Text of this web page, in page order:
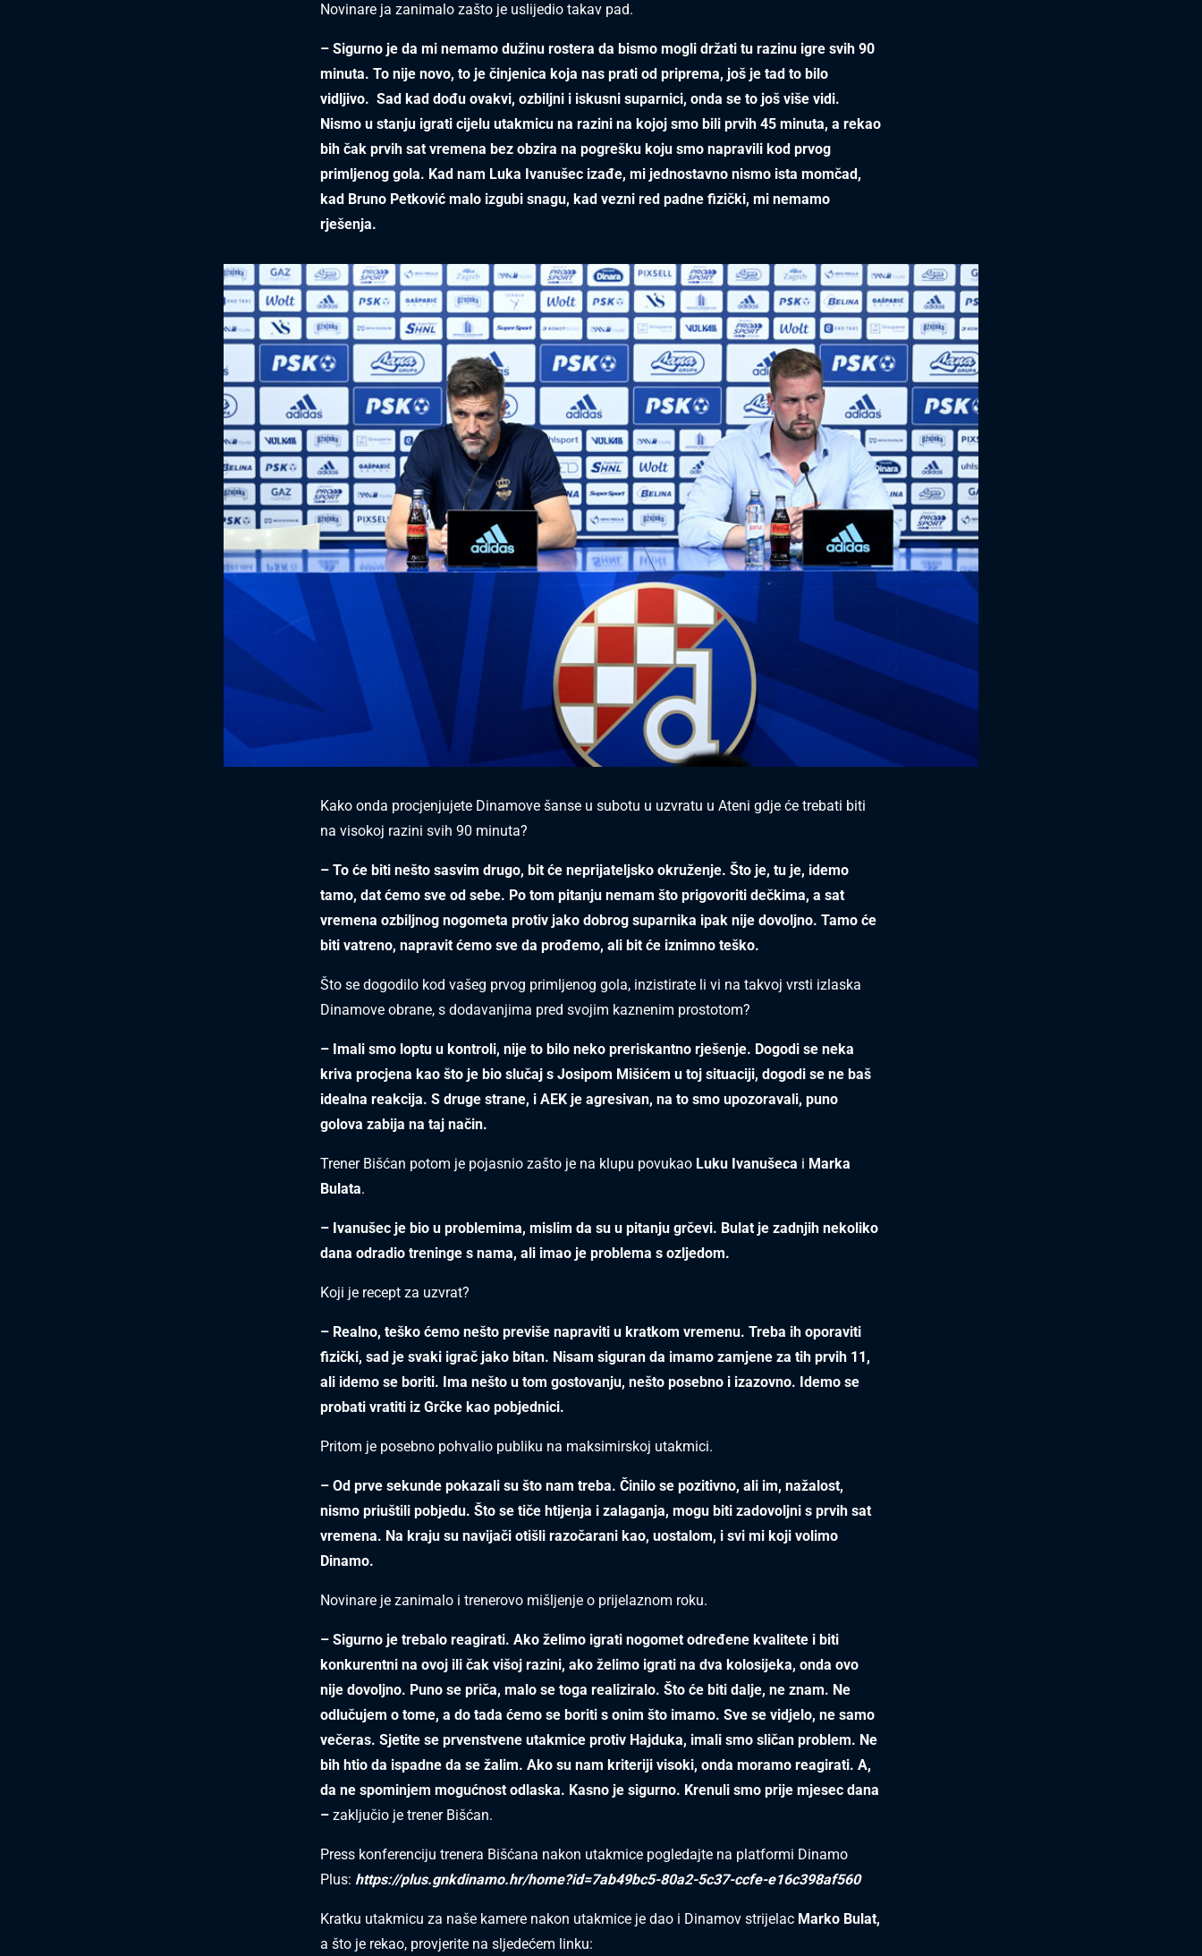
Novinare ja zanimalo zašto je uslijedio takav pad.
– Sigurno je da mi nemamo dužinu rostera da bismo mogli držati tu razinu igre svih 90
minuta. To nije novo, to je činjenica koja nas prati od priprema, još je tad to bilo
vidljivo. Sad kad dođu ovakvi, ozbiljni i iskusni suparnici, onda se to još više vidi.
Nismo u stanju igrati cijelu utakmicu na razini na kojoj smo bili prvih 45 minuta, a rekao
bih čak prvih sat vremena bez obzira na pogrešku koju smo napravili kod prvog
primljenog gola. Kad nam Luka Ivanušec izađe, mi jednostavno nismo ista momčad,
kad Bruno Petković malo izgubi snagu, kad vezni red padne fizički, mi nemamo
rješenja.
Kako onda procjenjujete Dinamove šanse u subotu u uzvratu u Ateni gdje će trebati biti
na visokoj razini svih 90 minuta?
– To će biti nešto sasvim drugo, bit će neprijateljsko okruženje. Što je, tu je, idemo
tamo, dat ćemo sve od sebe. Po tom pitanju nemam što prigovoriti dečkima, a sat
vremena ozbiljnog nogometa protiv jako dobrog suparnika ipak nije dovoljno. Tamo će
biti vatreno, napravit ćemo sve da prođemo, ali bit će iznimno teško.
Što se dogodilo kod vašeg prvog primljenog gola, inzistirate li vi na takvoj vrsti izlaska
Dinamove obrane, s dodavanjima pred svojim kaznenim prostotom?
– Imali smo loptu u kontroli, nije to bilo neko preriskantno rješenje. Dogodi se neka
kriva procjena kao što je bio slučaj s Josipom Mišićem u toj situaciji, dogodi se ne baš
idealna reakcija. S druge strane, i AEK je agresivan, na to smo upozoravali, puno
golova zabija na taj način.
Trener Bišćan potom je pojasnio zašto je na klupu povukao Luku Ivanušeca i Marka
Bulata.
– Ivanušec je bio u problemima, mislim da su u pitanju grčevi. Bulat je zadnjih nekoliko
dana odradio treninge s nama, ali imao je problema s ozljedom.
Koji je recept za uzvrat?
– Realno, teško ćemo nešto previše napraviti u kratkom vremenu. Treba ih oporaviti
fizički, sad je svaki igrač jako bitan. Nisam siguran da imamo zamjene za tih prvih 11,
ali idemo se boriti. Ima nešto u tom gostovanju, nešto posebno i izazovno. Idemo se
probati vratiti iz Grčke kao pobjednici.
Pritom je posebno pohvalio publiku na maksimirskoj utakmici.
– Od prve sekunde pokazali su što nam treba. Činilo se pozitivno, ali im, nažalost,
nismo priuštili pobjedu. Što se tiče htijenja i zalaganja, mogu biti zadovoljni s prvih sat
vremena. Na kraju su navijači otišli razočarani kao, uostalom, i svi mi koji volimo
Dinamo.
Novinare je zanimalo i trenerovo mišljenje o prijelaznom roku.
– Sigurno je trebalo reagirati. Ako želimo igrati nogomet određene kvalitete i biti
konkurentni na ovoj ili čak višoj razini, ako želimo igrati na dva kolosijeka, onda ovo
nije dovoljno. Puno se priča, malo se toga realiziralo. Što će biti dalje, ne znam. Ne
odlučujem o tome, a do tada ćemo se boriti s onim što imamo. Sve se vidjelo, ne samo
večeras. Sjetite se prvenstvene utakmice protiv Hajduka, imali smo sličan problem. Ne
bih htio da ispadne da se žalim. Ako su nam kriteriji visoki, onda moramo reagirati. A,
da ne spominjem mogućnost odlaska. Kasno je sigurno. Krenuli smo prije mjesec dana
– zaključio je trener Bišćan.
Press konferenciju trenera Bišćana nakon utakmice pogledajte na platformi Dinamo
Plus: https://plus.gnkdinamo.hr/home?id=7ab49bc5-80a2-5c37-ccfe-e16c398af560
Kratku utakmicu za naše kamere nakon utakmice je dao i Dinamov strijelac Marko Bulat,
a što je rekao, provjerite na sljedećem linku: